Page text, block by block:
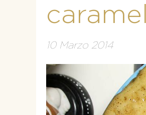
10 Marzo 2014